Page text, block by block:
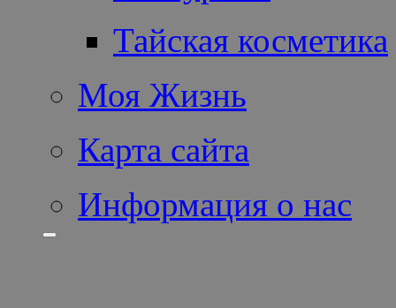
Тайская косметика
Моя Жизнь
Карта сайта
Информация о нас